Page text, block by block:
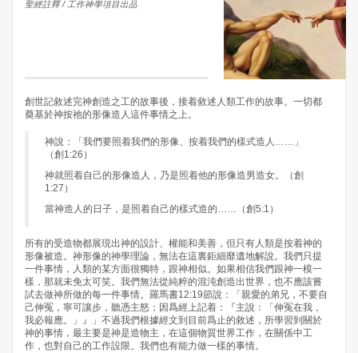
聖經註釋 / 工作神學項目出品
創世記敘述完神創造之工的故事後，接着敘述人類工作的故事。一切都
奠基於神按祂的形像造人這件事情之上。
神說：「我們要照着我們的形像、按着我們的樣式造人……」
（創1:26）
神就照着自己的形像造人，乃是照着他的形像造男造女。（創
1:27）
當神造人的日子，是照着自己的樣式造的……（創5:1）
所有的受造物都展現出神的設計、權能和美善，但只有人類是按着神的
形像被造。神形像的神學理論，無法在這裏鉅細靡遺地解說。我們只提
一件事情，人類的某方面很獨特，跟神相似。如果相信我們跟神一模一
樣，那就未免太可笑。我們無法從純粹的混沌創造出世界，也不應該嘗
試去做神所做的每一件事情。羅馬書12:19節說：「親愛的弟兄，不要自
己伸冤，寧可讓步，聽憑主怒；因爲經上記着：『主說：「伸冤在我，
我必報應。」』」不過我們根據經文到目前爲止的敘述，所學習到關於
神的事情，最主要是神是造物主，在這個物質世界工作，在關係中工
作，也對自己的工作設限。我們也有能力做一樣的事情。